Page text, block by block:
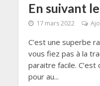
En suivant
17 mars 2022
C’est une superbe
vous fiez pas à la
paraitre facile.
pour au...